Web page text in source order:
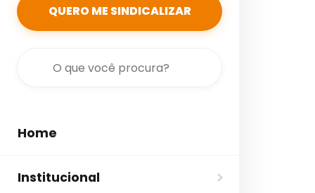
QUERO ME SINDICALIZAR
Home
Institucional